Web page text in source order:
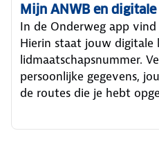
Mijn ANWB en digitale
In de Onderweg app
Hierin staat jouw digitale
lidmaatschapsnummer.
persoonlijke gegevens,
de routes die je hebt